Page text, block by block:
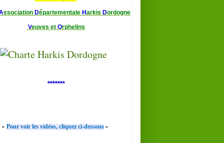
ssociation Départementale Harkis Dordogne
Veuves et Orphelins
*******
- Pour voir les vidéos, cliquez ci-dessous -